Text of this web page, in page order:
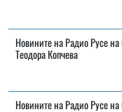
Новините на Радио Русе
Теодора Копчева
Новините на Радио Русе